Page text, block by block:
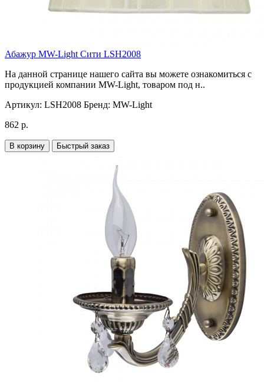
Абажур MW-Light Сити LSH2008
На данной странице нашего сайта вы можете ознакомиться с
продукцией компании MW-Light, товаром под н..
Артикул: LSH2008 Бренд: MW-Light
862 р.
В корзину Быстрый заказ